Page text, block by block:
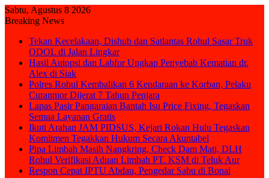
Sabtu, Agustus 8 2026
Breaking News
Tekan Kecelakaan, Dishub dan Satlantas Rohul Sasar Truk
ODOL di Jalan Lingkar
Hasil Autopsi dan Labfor Ungkap Penyebab Kematian dr.
Alex di Siak
Polres Rohul Kembalikan 6 Kendaraan ke Korban, Pelaku
Curanmor Dijerat 7 Tahun Penjara
Lapas Pasir Pangaraian Bantah Isu Price Fixing, Tegaskan
Semua Layanan Gratis
Ikuti Arahan JAM PIDSUS, Kejari Rokan Hulu Tegaskan
Komitmen Tegakkan Hukum Secara Akuntabel
Pipa Limbah Masih Nangkring, Check Dam Mati, DLH
Rohul Verifikasi Aduan Limbah PT. KSM di Teluk Aur
Respon Cepat IPTU Abdau, Pengedar Sabu di Bonai